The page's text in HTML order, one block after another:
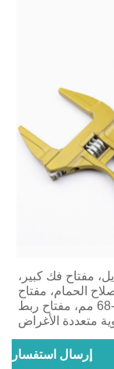
مفتاح فك كبير،
الحمام، مفتاح
ربط الأنابيب، مفتاح ربط قابل للتعديل 6-68 مم، مفتاح ربط
متعددة الأغراض
إرسال استفسار